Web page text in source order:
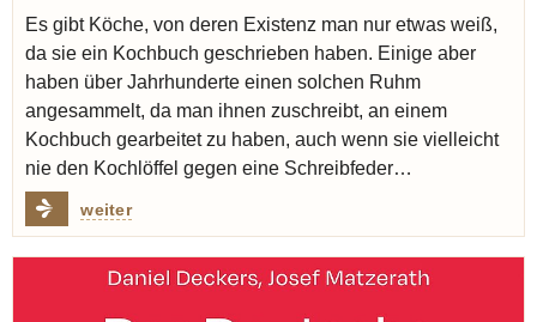
Es gibt Köche, von deren Existenz man nur etwas weiß,
da sie ein Kochbuch geschrieben haben. Einige aber
haben über Jahrhunderte einen solchen Ruhm
angesammelt, da man ihnen zuschreibt, an einem
Kochbuch gearbeitet zu haben, auch wenn sie vielleicht
nie den Kochlöffel gegen eine Schreibfeder…
weiter